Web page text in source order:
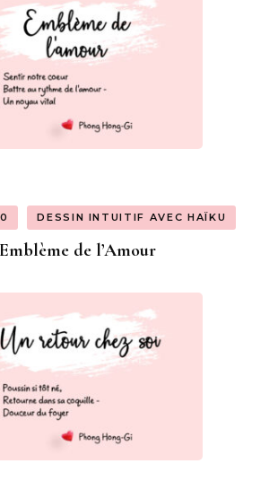
DESSIN INTUITIF AVEC HAÏKU
Emblème de l’Amour